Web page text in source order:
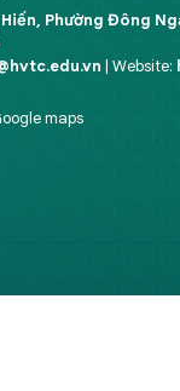
Hiến, Phường Đông
| Website:
maps